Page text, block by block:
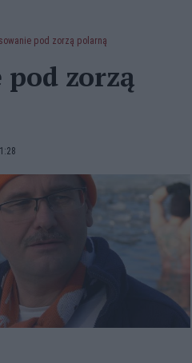
pod zorzą polarną
zorzą